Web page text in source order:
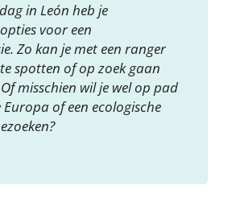
in León heb je
voor een
Zo kan je met een ranger
spotten of op zoek gaan
misschien wil je wel op pad
Europa of een ecologische